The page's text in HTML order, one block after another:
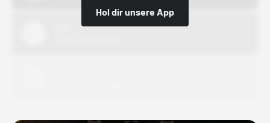
Hol dir unsere App